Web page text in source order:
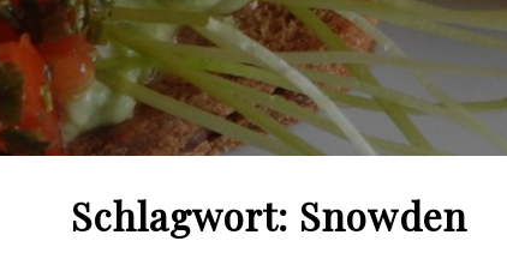
Schlagwort: Snowden